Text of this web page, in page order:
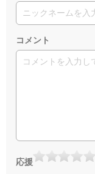
コメント
応援